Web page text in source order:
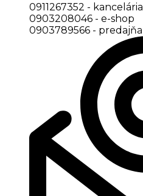
0911267352 - kancelária
0903208046 - e-shop
0903789566 - predajňa